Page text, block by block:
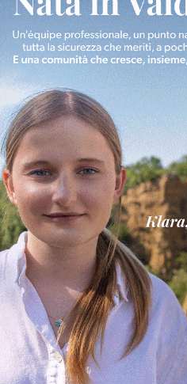
Cronaca 4 Agosto 2026
Un anno fa la strage in
Gianni, Giulia e Franco.
processo, lo stop ai
Cronaca 3 Agosto 2026
Scomparso da una
Fiorentino l’uomo che
Levane nel 2020
Articolo precedente
Biblioteche: il Comune pensa alla
valorizzazione e riqualificazione
Ultime Notizie